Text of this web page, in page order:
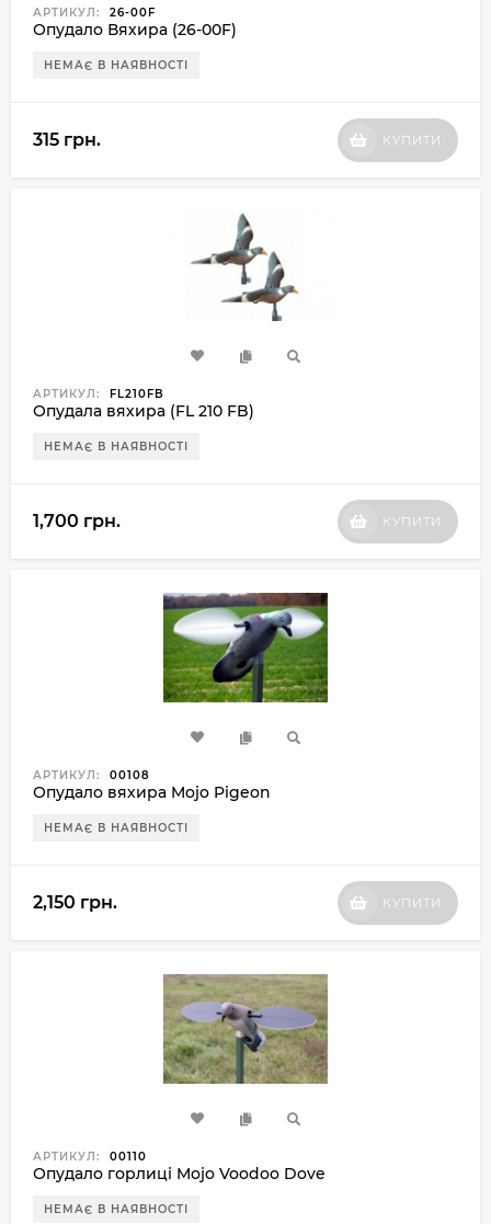
АРТИКУЛ: 26-00F
Опудало Вяхира (26-00F)
НЕМАЄ В НАЯВНОСТІ
315 грн. КУПИТИ
АРТИКУЛ: FL210FB
Опудала вяхира (FL 210 FB)
НЕМАЄ В НАЯВНОСТІ
1,700 грн. КУПИТИ
АРТИКУЛ: 00108
Опудало вяхира Mojo Pigeon
НЕМАЄ В НАЯВНОСТІ
2,150 грн. КУПИТИ
АРТИКУЛ: 00110
Опудало горлиці Mojo Voodoo Dove
НЕМАЄ В НАЯВНОСТІ